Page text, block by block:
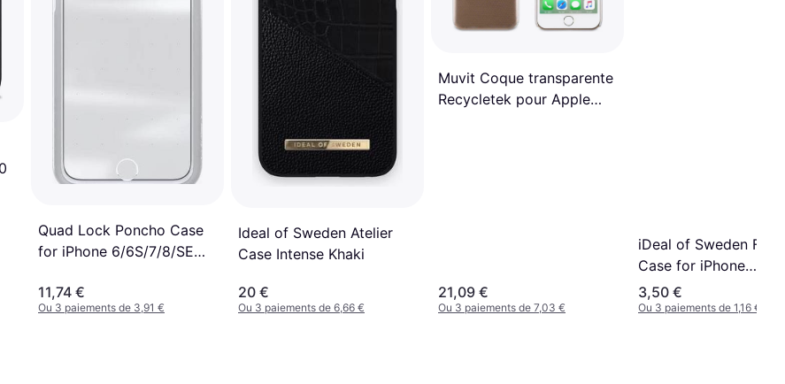
Quad Lock Poncho Case
for iPhone 6/6S/7/8/SE
11,74 €
Ou 3 paiements de 3,91 €
Ideal of Sweden Atelier
Case Intense Khaki
20 €
Ou 3 paiements de 6,66 €
Muvit Coque transparente
Recycletek pour Apple
21,09 €
Ou 3 paiements de 7,03 €
iDeal of Sweden
Case for iPhone
6/6S/7/8/SE 2020
3,50 €
Ou 3 paiements de 1,16 €